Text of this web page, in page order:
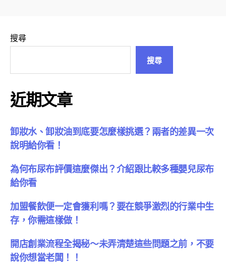
搜尋
搜尋
近期文章
卸妝水、卸妝油到底要怎麼樣挑選？兩者的差異一次
說明給你看！
為何布尿布評價這麼傑出？介紹跟比較多種嬰兒尿布
給你看
加盟餐飲便一定會獲利嗎？要在競爭激烈的行業中生
存，你需這樣做！
開店創業流程全揭秘～未弄清楚這些問題之前，不要
說你想當老闆！！